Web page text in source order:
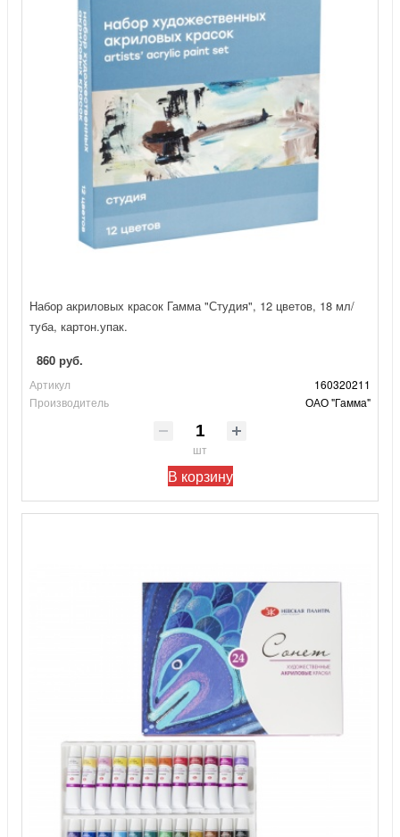
Набор акриловых красок Гамма "Студия", 12 цветов, 18 мл/
туба, картон.упак.
860 руб.
Артикул
160320211
Производитель
ОАО "Гамма"
шт
В корзину